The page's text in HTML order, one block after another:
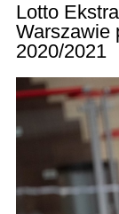
Lotto
Warszawie
2020/2021